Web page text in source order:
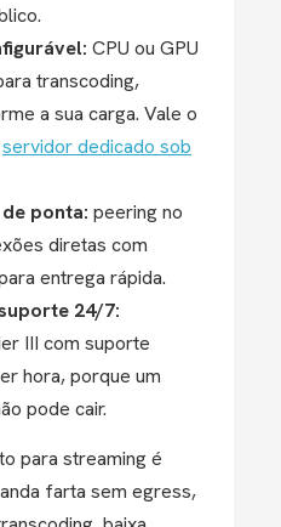
CPU ou GPU
transcoding,
a sua carga. Vale o
servidor dedicado sob
ponta: peering no
diretas com
entrega rápida.
24/7:
III com suporte
hora, porque um
pode cair.
para streaming é
farta sem egress,